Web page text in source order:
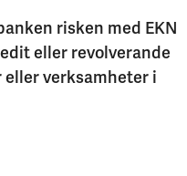
risken med EKN
eller revolverande
verksamheter i